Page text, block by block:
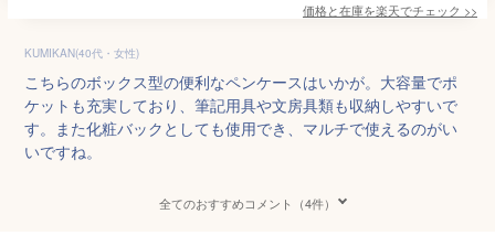
価格と在庫を楽天でチェック >>
KUMIKAN(40代・女性)
こちらのボックス型の便利なペンケースはいかが。大容量でポ
ケットも充実しており、筆記用具や文房具類も収納しやすいで
す。また化粧バックとしても使用でき、マルチで使えるのがい
いですね。
全てのおすすめコメント（4件）